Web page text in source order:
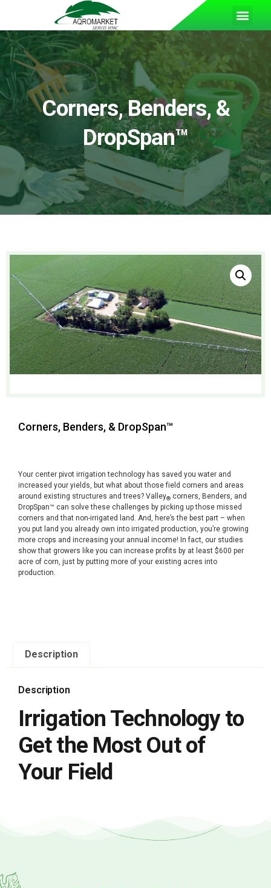
Corners, Benders, &
DropSpan™
Corners, Benders, & DropSpan™
Your center pivot irrigation technology has saved you water and
increased your yields, but what about those field corners and areas
around existing structures and trees? Valley® corners, Benders, and
DropSpan™ can solve these challenges by picking up those missed
corners and that non-irrigated land. And, here’s the best part – when
you put land you already own into irrigated production, you’re growing
more crops and increasing your annual income! In fact, our studies
show that growers like you can increase profits by at least $600 per
acre of corn, just by putting more of your existing acres into
production.
Description
Description
Irrigation Technology to
Get the Most Out of
Your Field